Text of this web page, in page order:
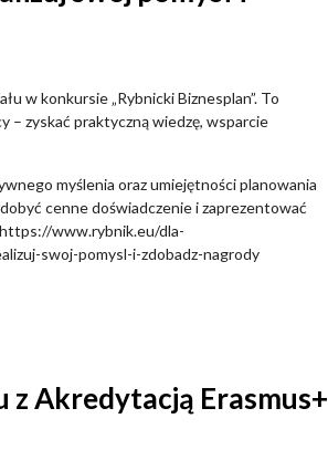
w konkursie „Rybnicki Biznesplan”. To
– zyskać praktyczną wiedzę, wsparcie
myślenia oraz umiejętności planowania
cenne doświadczenie i zaprezentować
https://www.rybnik.eu/dla-
swoj-pomysl-i-zdobadz-nagrody
z Akredytacją Erasmus+